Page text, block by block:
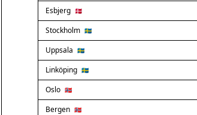
Esbjerg 🇩🇰
Stockholm 🇸🇪
Uppsala 🇸🇪
Linköping 🇸🇪
Oslo 🇳🇴
Bergen 🇳🇴